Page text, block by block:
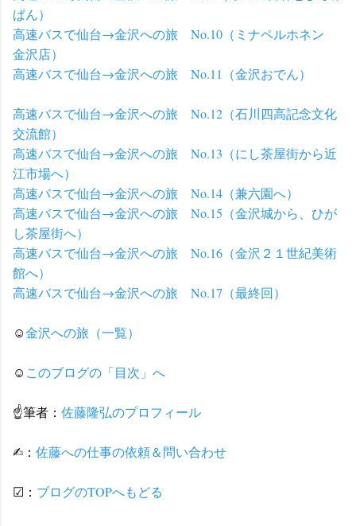
ぱん）
高速バスで仙台→金沢への旅 No.10（ミナペルホネン
金沢店）
高速バスで仙台→金沢への旅 No.11（金沢おでん）
高速バスで仙台→金沢への旅 No.12（石川四高記念文化
交流館）
高速バスで仙台→金沢への旅 No.13（にし茶屋街から近
江市場へ）
高速バスで仙台→金沢への旅 No.14（兼六園へ）
高速バスで仙台→金沢への旅 No.15（金沢城から、ひが
し茶屋街へ）
高速バスで仙台→金沢への旅 No.16（金沢２１世紀美術
館へ）
高速バスで仙台→金沢への旅 No.17（最終回）
☺金沢への旅（一覧）
☺ このブログの「目次」へ
☝筆者： 佐藤隆弘のプロフィール
✍︎： 佐藤への仕事の依頼＆問い合わせ
☑： ブログのTOPへもどる